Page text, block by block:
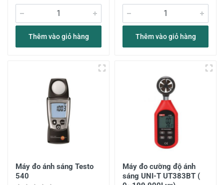
Thêm vào giỏ hàng Thêm vào giỏ hàng
Máy đo ánh sáng Testo
540
Máy đo cường độ ánh
sáng UNI-T UT383BT (